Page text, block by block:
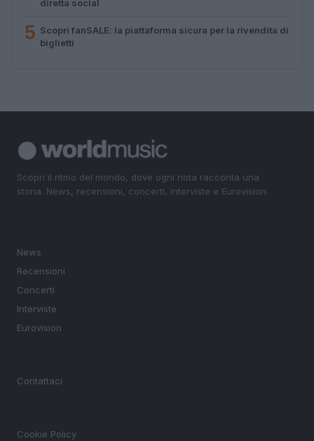
diretta social
5 Scopri fanSALE: la piattaforma sicura per la rivendita di
biglietti
Scopri il ritmo del mondo, dove ogni nota racconta una
storia. News, recensioni, concerti, interviste e Eurovision.
News
Recensioni
Concerti
Interviste
Eurovision
Contattaci
Cookie Policy